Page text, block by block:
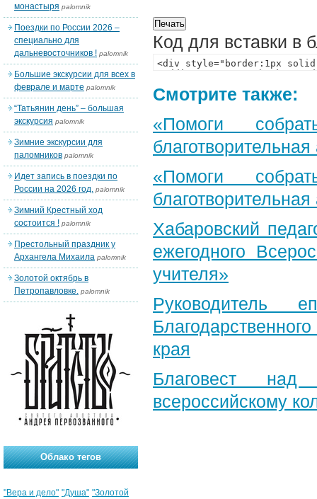
Код для вставки в
Смотрите также:
«Помоги
«Помоги
Хабаровский
ежегодного
учителя»
Руководитель
края
Благовест
всероссийскому
монастыря palomnik
Поездки по России 2026 –
специально для
дальневосточников ! palomnik
Большие экскурсии для всех в
феврале и марте palomnik
“Татьянин день” – большая
экскурсия palomnik
Зимние экскурсии для
паломников palomnik
Идет запись в поездки по
России на 2026 год. palomnik
Зимний Крестный ход
состоится ! palomnik
Престольный праздник у
Архангела Михаила palomnik
Золотой октябрь в
Петропавловке. palomnik
Облако тегов
"Вера и дело" "Душа" "Золотой